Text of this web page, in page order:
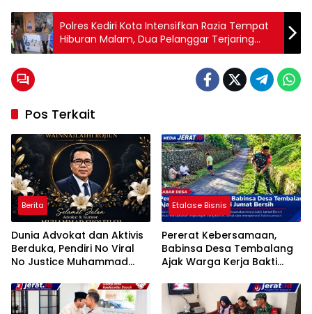
Polres Kediri Kota Intensifkan Razia Tempat
Hiburan Malam, Dua Pelanggar Terjaring
Bawa Miras
Pos Terkait
Berita
Dunia Advokat dan Aktivis
Berduka, Pendiri No Viral
No Justice Muhammad
Etalase Bisnis
Pererat Kebersamaan,
Babinsa Desa Tembalang
Ajak Warga Kerja Bakti